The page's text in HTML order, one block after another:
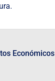
Económicos